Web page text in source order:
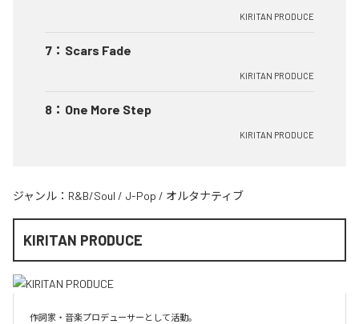
KIRITAN PRODUCE
7 ： Scars Fade
KIRITAN PRODUCE
8 ： One More Step
KIRITAN PRODUCE
ジャンル： R&B/Soul / J-Pop / オルタナティブ
KIRITAN PRODUCE
作詞家・音楽プロデューサーとして活動。